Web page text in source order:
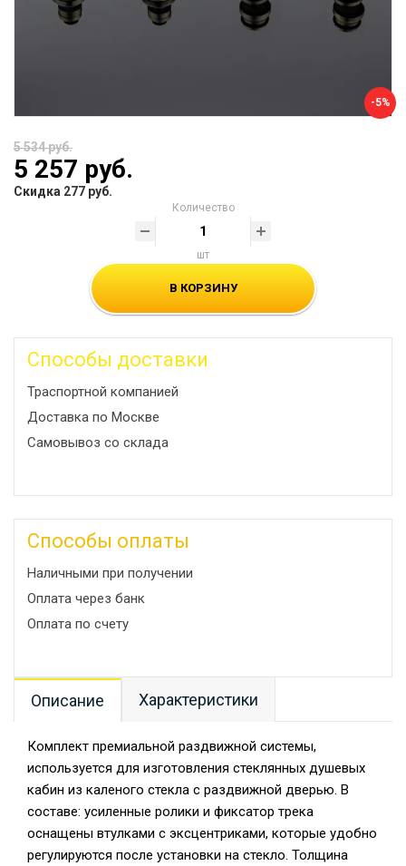
-5%
5 534 руб.
5 257 руб.
Скидка 277 руб.
Количество
шт
В КОРЗИНУ
Способы доставки
Траспортной компанией
Доставка по Москве
Самовывоз со склада
Способы оплаты
Наличными при получении
Оплата через банк
Оплата по счету
Описание Характеристики
Комплект премиальной раздвижной системы,
используется для изготовления стеклянных душевых
кабин из каленого стекла с раздвижной дверью. В
составе: усиленные ролики и фиксатор трека
оснащены втулками с эксцентриками, которые удобно
регулируются после установки на стекло. Толщина